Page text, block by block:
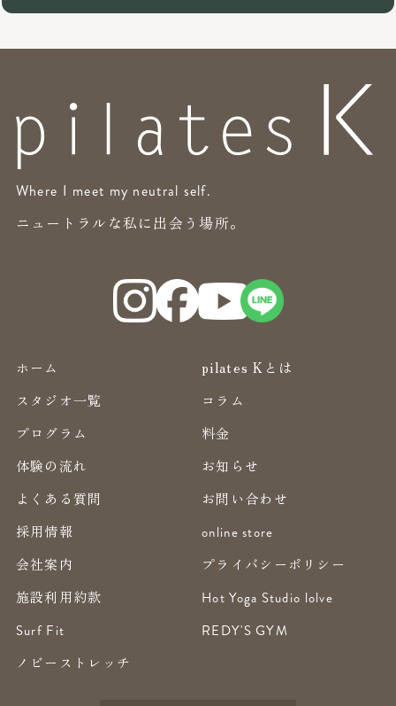
Where I meet my neutral self.
ニュートラルな私に出会う場所。
ホーム
pilates Kとは
スタジオ一覧
コラム
プログラム
料金
体験の流れ
お知らせ
よくある質問
お問い合わせ
採用情報
online store
会社案内
プライバシーポリシー
施設利用約款
Hot Yoga Studio lolve
Surf Fit
REDY'S GYM
ノビーストレッチ